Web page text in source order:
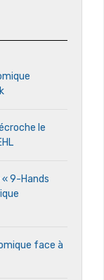
le
« 9-Hands
face à